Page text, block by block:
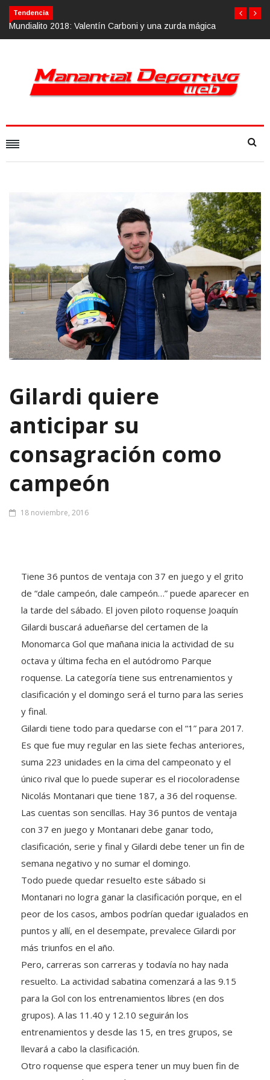
Tendencia
y una zurda mágicaCalvario Race 2018, 10 de noviembre
Gilardi quiere
anticipar su
consagración como
campeón
18 noviembre, 2016
Tiene 36 puntos de ventaja con 37 en juego y el grito
de “dale campeón, dale campeón…” puede aparecer en
la tarde del sábado. El joven piloto roquense Joaquín
Gilardi buscará adueñarse del certamen de la
Monomarca Gol que mañana inicia la actividad de su
octava y última fecha en el autódromo Parque
roquense. La categoría tiene sus entrenamientos y
clasificación y el domingo será el turno para las series
y final.
Gilardi tiene todo para quedarse con el “1” para 2017.
Es que fue muy regular en las siete fechas anteriores,
suma 223 unidades en la cima del campeonato y el
único rival que lo puede superar es el riocoloradense
Nicolás Montanari que tiene 187, a 36 del roquense.
Las cuentas son sencillas. Hay 36 puntos de ventaja
con 37 en juego y Montanari debe ganar todo,
clasificación, serie y final y Gilardi debe tener un fin de
semana negativo y no sumar el domingo.
Todo puede quedar resuelto este sábado si
Montanari no logra ganar la clasificación porque, en el
peor de los casos, ambos podrían quedar igualados en
puntos y allí, en el desempate, prevalece Gilardi por
más triunfos en el año.
Pero, carreras son carreras y todavía no hay nada
resuelto. La actividad sabatina comenzará a las 9.15
para la Gol con los entrenamientos libres (en dos
grupos). A las 11.40 y 12.10 seguirán los
entrenamientos y desde las 15, en tres grupos, se
llevará a cabo la clasificación.
Otro roquense que espera tener un muy buen fin de